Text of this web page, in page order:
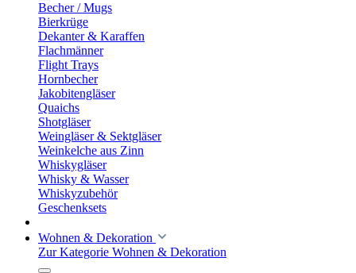
Becher / Mugs
Bierkrüge
Dekanter & Karaffen
Flachmänner
Flight Trays
Hornbecher
Jakobitengläser
Quaichs
Shotgläser
Weingläser & Sektgläser
Weinkelche aus Zinn
Whiskygläser
Whisky & Wasser
Whiskyzubehör
Geschenksets
Wohnen & Dekoration
Zur Kategorie Wohnen & Dekoration